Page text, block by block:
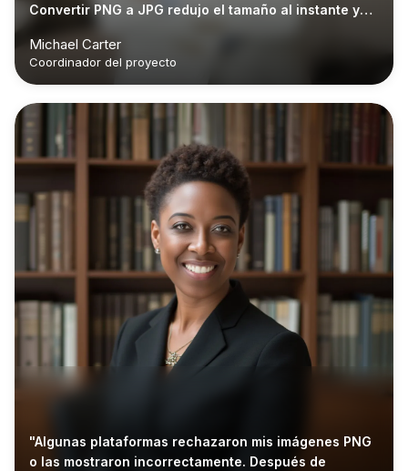
Convertir PNG a JPG redujo el tamaño al instante y
Michael Carter
Coordinador del proyecto
"Algunas plataformas rechazaron mis imágenes PNG
o las mostraron incorrectamente. Después de